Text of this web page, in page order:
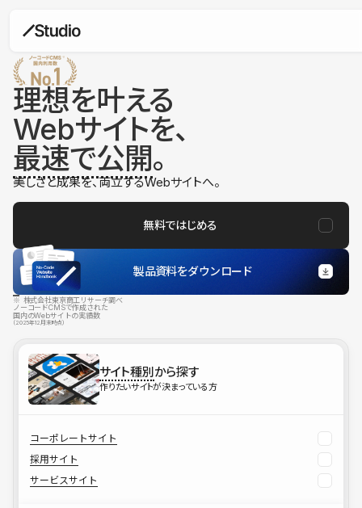
理想を叶える
Webサイトを、
最速で公開。
美しさと成果を、両立するWebサイトへ。
無料ではじめる
製品資料をダウンロード
※ 株式会社東京商工リサーチ調べ
ノーコードCMSで作成された
国内のWebサイトの実績数
（2025年12月末時点）
サイト種別から探す
作りたいサイトが決まっている方
コーポレートサイト
採用サイト
サービスサイト